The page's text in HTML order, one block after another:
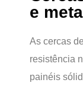
e
As cercas
resistência
painéis